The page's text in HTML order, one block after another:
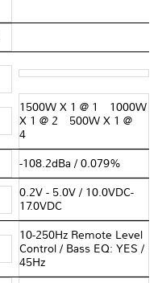
1500W X 1 @ 1Ω 1000W
X 1 @ 2Ω 500W X 1 @
4Ω
-108.2dBa / 0.079%
0.2V - 5.0V / 10.0VDC-
17.0VDC
10-250Hz Remote Level
Control / Bass EQ: YES /
45Hz